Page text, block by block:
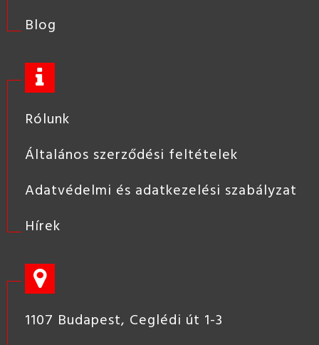
Blog
Rólunk
Általános szerződési feltételek
Adatvédelmi és adatkezelési szabályzat
Hírek
1107 Budapest, Ceglédi út 1-3